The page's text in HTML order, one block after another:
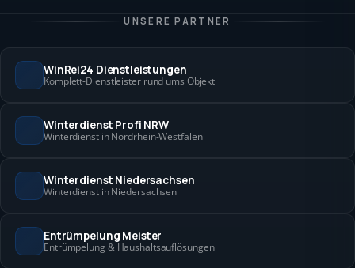
UNSERE PARTNER
WinRei24 Dienstleistungen
Komplett-Dienstleister rund ums Objekt
Winterdienst Profi NRW
Winterdienst in Nordrhein-Westfalen
Winterdienst Niedersachsen
Winterdienst in Niedersachsen
Entrümpelung Meister
Entrümpelung & Haushaltsauflösungen